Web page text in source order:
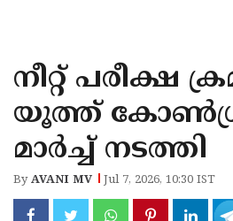
KANNUR
KASARAGOD
നീറ്റ് പരീക്ഷ
യൂത്ത്
മാർച്ച് നടത്തി
ByAVANI MV Jul 7, 2026, 10:30 IST